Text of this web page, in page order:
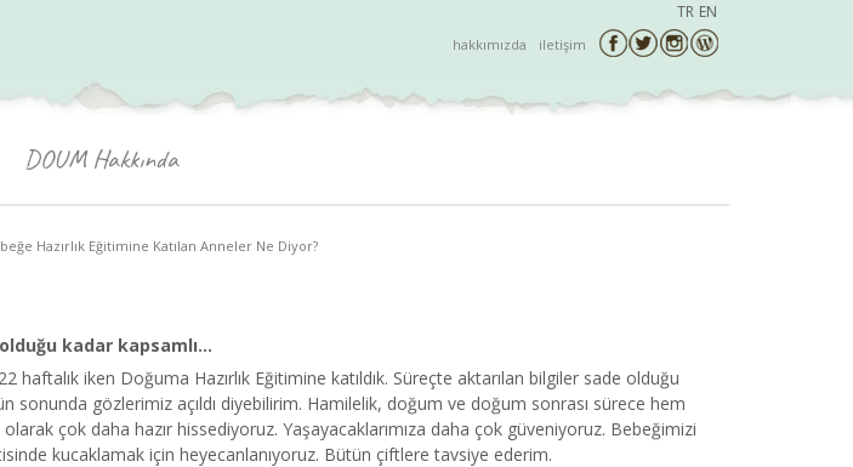
TR EN
hakkımızda iletişim
DOUM Hakkında
Hazırlık Eğitimine Katılan Anneler Ne Diyor?
kadar kapsamlı...
haftalık iken Doğuma Hazırlık Eğitimine katıldık. Süreçte aktarılan bilgiler sade olduğu
sonunda gözlerimiz açıldı diyebilirim. Hamilelik, doğum ve doğum sonrası sürece hem
çok daha hazır hissediyoruz. Yaşayacaklarımıza daha çok güveniyoruz. Bebeğimizi
kucaklamak için heyecanlanıyoruz. Bütün çiftlere tavsiye ederim.